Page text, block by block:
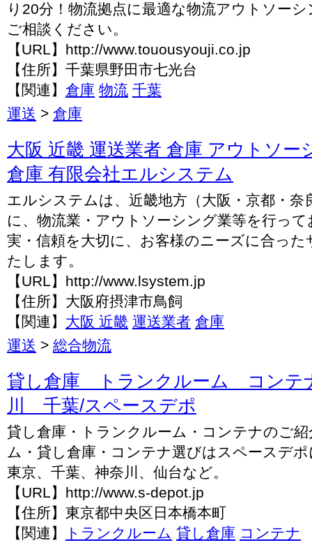
り20分！物流拠点に最適な物流アウトソー
ご相談ください。
【URL】http://www.touousyouji.co.jp
【住所】千葉県野田市七光台
【関連】 倉庫 物流 千葉
運送 > 倉庫
大阪 近畿 運送業者 倉庫 アウトソー
倉庫 有限会社エルシステム
エルシステムは、近畿地方（大阪・京都・奈
に、物流業・アウトソーシング業等を行っ
実・信頼を大切に、お客様のニーズに合っ
たします。
【URL】http://www.lsystem.jp
【住所】大阪府摂津市鳥飼
【関連】 大阪 近畿 運送業者 倉庫
運送 > 総合物流
貸し倉庫 トランクルーム コン
川 千葉/スペースデポ
貸し倉庫・トランクルーム・コンテナのご
ム・貸し倉庫・コンテナ選びはスペースデ
東京、千葉、神奈川、仙台など。
【URL】http://www.s-depot.jp
【住所】東京都中央区日本橋本町
【関連】
トランクルーム 貸し倉庫 コンテナ